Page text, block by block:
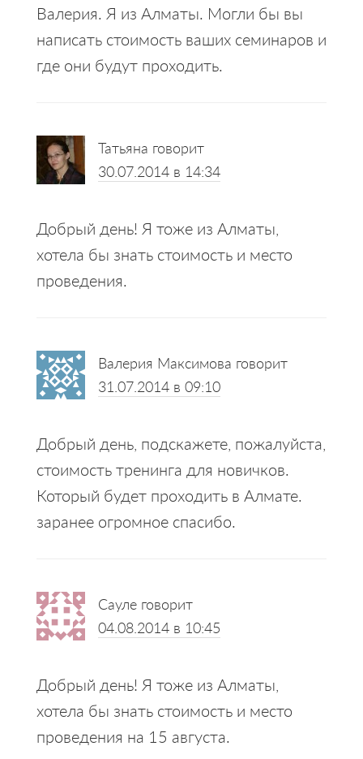
Валерия. Я из Алматы. Могли бы вы
написать стоимость ваших семинаров и
где они будут проходить.
Татьяна говорит
30.07.2014 в 14:34
Добрый день! Я тоже из Алматы,
хотела бы знать стоимость и место
проведения.
Валерия Максимова говорит
31.07.2014 в 09:10
Добрый день, подскажете, пожалуйста,
стоимость тренинга для новичков.
Который будет проходить в Алмате.
заранее огромное спасибо.
Сауле говорит
04.08.2014 в 10:45
Добрый день! Я тоже из Алматы,
хотела бы знать стоимость и место
проведения на 15 августа.